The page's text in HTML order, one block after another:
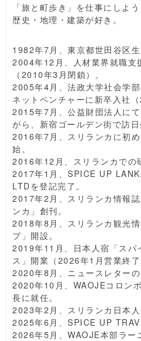
「旅と町歩き」を仕事にしよ
歴史・地理・建築が好き。
1982年7月、東京都世田谷区生
2004年12月、人材業界就職支
（2010年3月閉鎖）。
2005年4月、法政大学社会学
ネットベンチャーに新卒入社
2015年7月、公益財団法人に
がら、新宿ゴールデン街で訪
2016年7月、スリランカに初
始。
2016年12月、スリランカでの
2017年1月、SPICE UP
LTDを登記完了。
2017年2月、スリランカ情報
ンカ」創刊。
2018年8月、スリランカ観光
プ」開設。
2019年11月、日本人宿「スパ
ス」開業（2026年1月営業終了
2020年8月、ニュースレターの
2020年10月、WAOJEコロン
長に就任。
2023年2月、スリランカ日本人
2025年6月、SPICE UP
2026年5月、WAOJE本部ラー